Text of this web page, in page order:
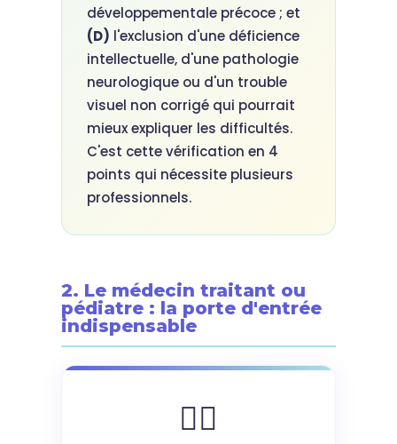
développementale précoce ; et
(D) l'exclusion d'une déficience
intellectuelle, d'une pathologie
neurologique ou d'un trouble
visuel non corrigé qui pourrait
mieux expliquer les difficultés.
C'est cette vérification en 4
points qui nécessite plusieurs
professionnels.
2. Le médecin traitant ou
pédiatre : la porte d'entrée
indispensable
👨‍⚕️